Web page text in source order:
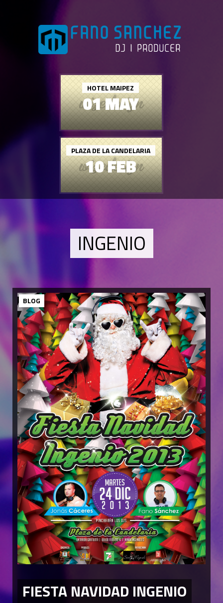
01 MAY
HOTEL MAIPEZ
10 FEB
PLAZA DE LA CANDELARIA
INGENIO
BLOG
FIESTA NAVIDAD INGENIO